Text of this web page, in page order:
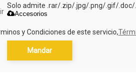
Solo admite .rar/.zip/.jpg/.png/.gif/
Accesorios
y Condiciones de este servicio,
Mandar